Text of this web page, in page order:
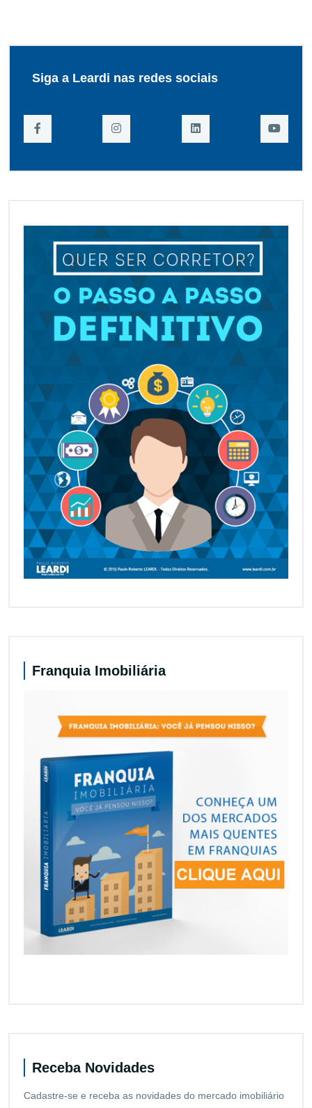
Siga a Leardi nas redes sociais
Franquia Imobiliária
Receba Novidades
Cadastre-se e receba as novidades do mercado imobiliário